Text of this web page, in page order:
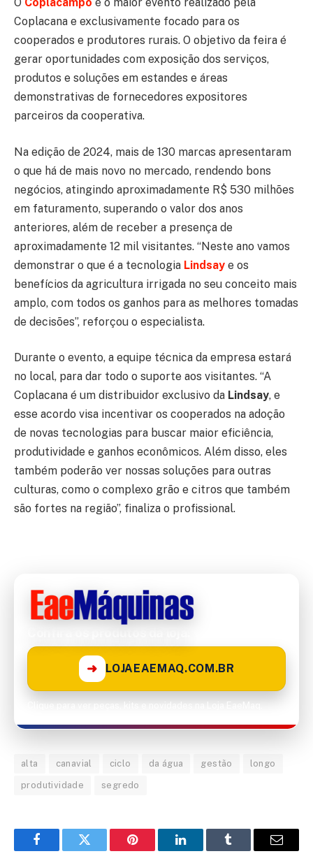
Coplacana e exclusivamente focado para os
cooperados e produtores rurais. O objetivo da feira é
gerar oportunidades com exposição dos serviços,
produtos e soluções em estandes e áreas
demonstrativas de fornecedores expositores
parceiros da cooperativa.
Na edição de 2024, mais de 130 marcas apresentaram
o que há de mais novo no mercado, rendendo bons
negócios, atingindo aproximadamente R$ 530 milhões
em faturamento, superando o valor dos anos
anteriores, além de receber a presença de
aproximadamente 12 mil visitantes. “Neste ano vamos
demonstrar o que é a tecnologia Lindsay e os
benefícios da agricultura irrigada no seu conceito mais
amplo, com todos os ganhos para as melhores tomadas
de decisões”, reforçou o especialista.
Durante o evento, a equipe técnica da empresa estará
no local, para dar todo o suporte aos visitantes. “A
Coplacana é um distribuidor exclusivo da Lindsay, e
esse acordo visa incentivar os cooperados na adoção
de novas tecnologias para buscar maior eficiência,
produtividade e ganhos econômicos. Além disso, eles
também poderão ver nossas soluções para outras
culturas, como o complexo grão e citros que também
são fortes na região”, finaliza o profissional.
➜ LOJAEAEMAQ.COM.BR
alta canavial ciclo da água gestão longo
produtividade segredo
FacebookTwitter Pinterest LinkedInTumblr Email